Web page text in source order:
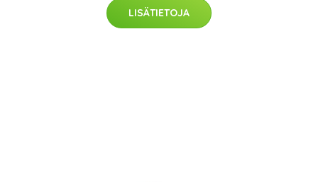
LISÄTIETOJA